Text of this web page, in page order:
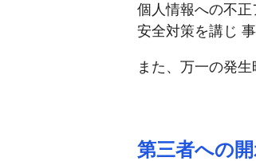
個人情報への不
安全対策を講じ
また、万一の発
第三者への